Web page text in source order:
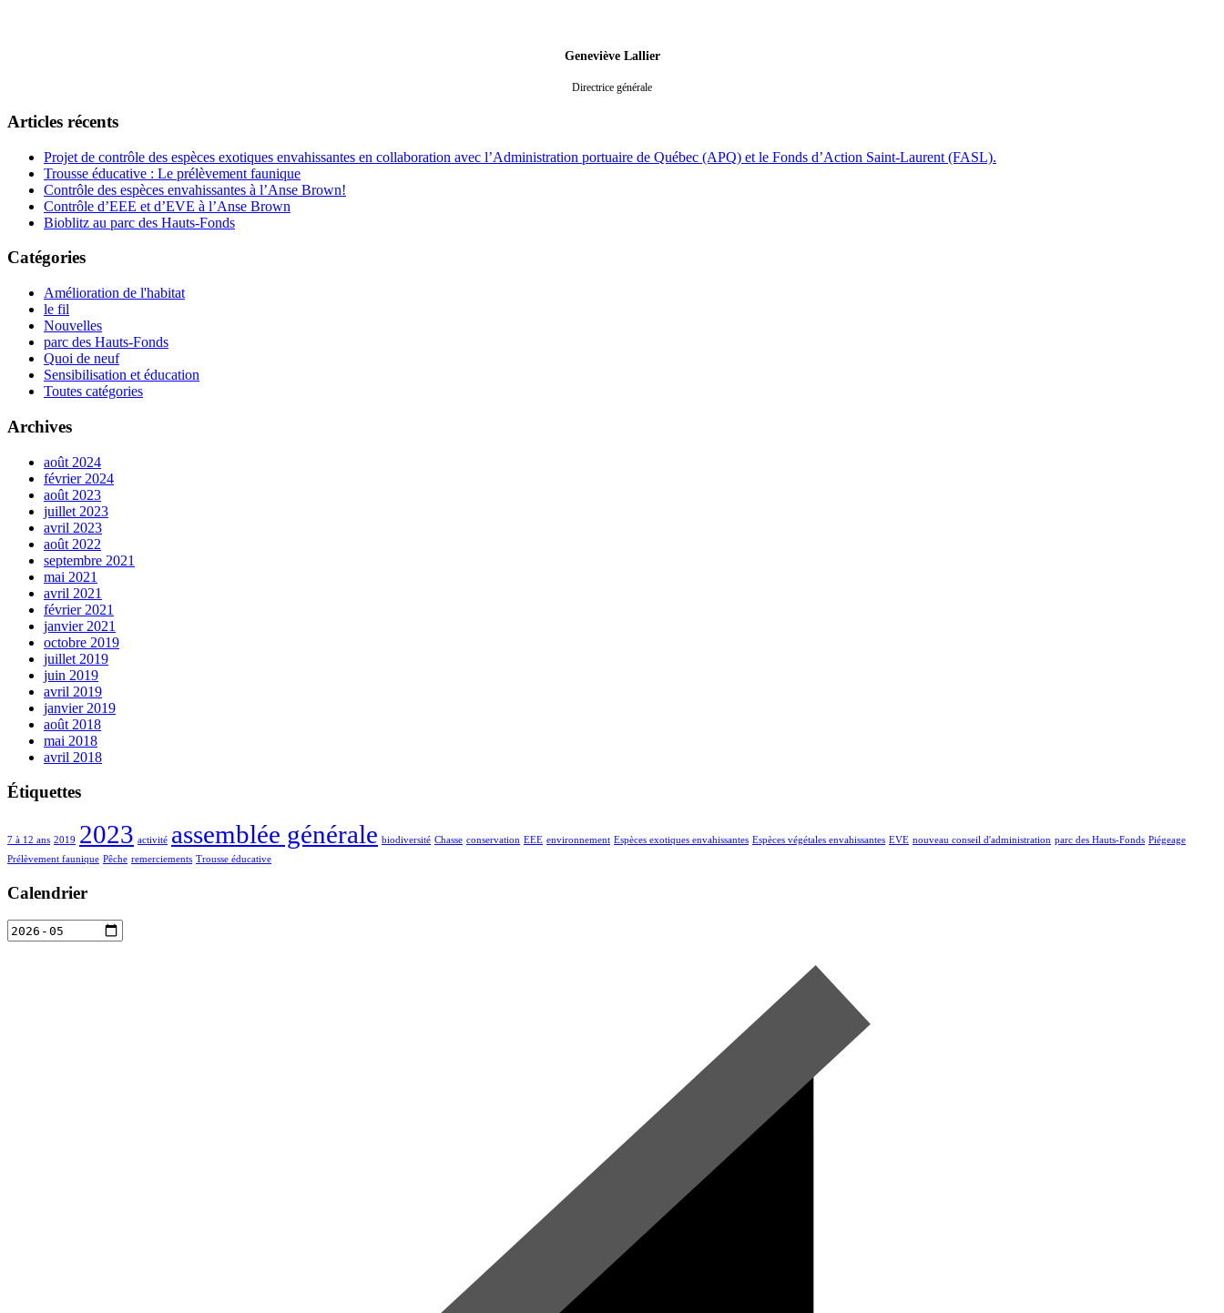
Geneviève Lallier
Directrice générale
Articles récents
Projet de contrôle des espèces exotiques envahissantes en collaboration avec l’Administration portuaire de Québec (APQ) et le Fonds d’Action Saint-Laurent (FASL).
Trousse éducative : Le prélèvement faunique
Contrôle des espèces envahissantes à l’Anse Brown!
Contrôle d’EEE et d’EVE à l’Anse Brown
Bioblitz au parc des Hauts-Fonds
Catégories
Amélioration de l'habitat
le fil
Nouvelles
parc des Hauts-Fonds
Quoi de neuf
Sensibilisation et éducation
Toutes catégories
Archives
août 2024
février 2024
août 2023
juillet 2023
avril 2023
août 2022
septembre 2021
mai 2021
avril 2021
février 2021
janvier 2021
octobre 2019
juillet 2019
juin 2019
avril 2019
janvier 2019
août 2018
mai 2018
avril 2018
Étiquettes
7 à 12 ans 2019 2023 activité assemblée générale biodiversité Chasse conservation EEE environnement Espèces exotiques envahissantes Espèces végétales envahissantes EVE nouveau conseil d'administration parc des Hauts-Fonds Piégeage
Prélèvement faunique Pêche remerciements Trousse éducative
Calendrier